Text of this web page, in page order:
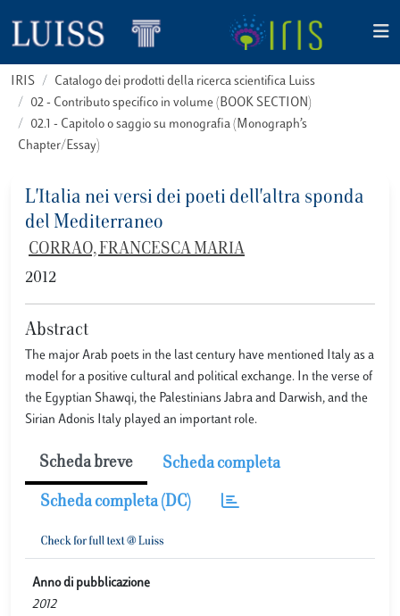
IRIS
Catalogo dei prodotti della ricerca scientifica Luiss
02 - Contributo specifico in volume (BOOK SECTION)
02.1 - Capitolo o saggio su monografia (Monograph’s
Chapter/Essay)
L'Italia nei versi dei poeti dell'altra sponda
del Mediterraneo
CORRAO, FRANCESCA MARIA
2012
Abstract
The major Arab poets in the last century have mentioned Italy as a
model for a positive cultural and political exchange. In the verse of
the Egyptian Shawqi, the Palestinians Jabra and Darwish, and the
Sirian Adonis Italy played an important role.
Scheda breve Scheda completa
Scheda completa (DC)
Anno di pubblicazione
2012